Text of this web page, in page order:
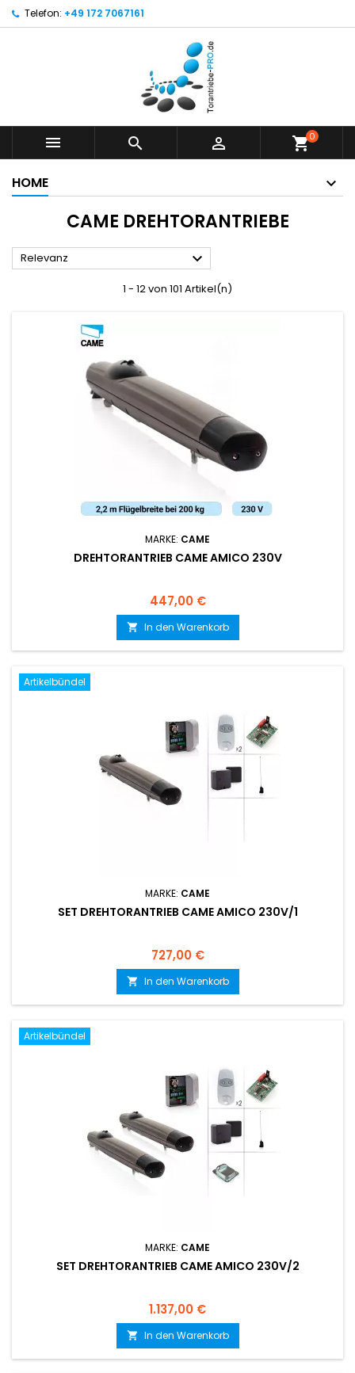
Telefon: +49 172 7067161
   shopping_cart0
HOME
CAME DREHTORANTRIEBE
Relevanz 
1 - 12 von 101 Artikel(n)
MARKE: CAME
DREHTORANTRIEB CAME AMICO 230V
Preis
447,00 €
 In den Warenkorb
Artikelbündel
MARKE: CAME
SET DREHTORANTRIEB CAME AMICO 230V/1
Preis
727,00 €
 In den Warenkorb
Artikelbündel
MARKE: CAME
SET DREHTORANTRIEB CAME AMICO 230V/2
Preis
1.137,00 €
 In den Warenkorb